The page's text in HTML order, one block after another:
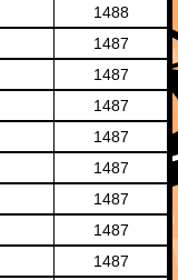
1488
1487
1487
1487
1487
1487
1487
1487
1487